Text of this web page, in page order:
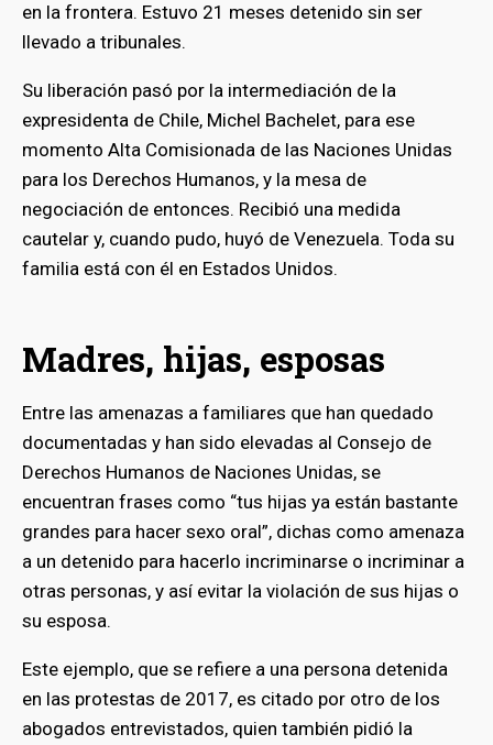
en la frontera. Estuvo 21 meses detenido sin ser
llevado a tribunales.
Su liberación pasó por la intermediación de la
expresidenta de Chile, Michel Bachelet, para ese
momento Alta Comisionada de las Naciones Unidas
para los Derechos Humanos, y la mesa de
negociación de entonces. Recibió una medida
cautelar y, cuando pudo, huyó de Venezuela. Toda su
familia está con él en Estados Unidos.
Madres, hijas, esposas
Entre las amenazas a familiares que han quedado
documentadas y han sido elevadas al Consejo de
Derechos Humanos de Naciones Unidas, se
encuentran frases como “tus hijas ya están bastante
grandes para hacer sexo oral”, dichas como amenaza
a un detenido para hacerlo incriminarse o incriminar a
otras personas, y así evitar la violación de sus hijas o
su esposa.
Este ejemplo, que se refiere a una persona detenida
en las protestas de 2017, es citado por otro de los
abogados entrevistados, quien también pidió la